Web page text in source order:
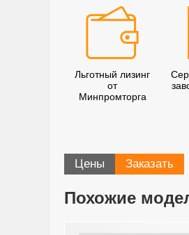
Льготный лизинг
от
Минпромторга
Цены Заказать
Похожие